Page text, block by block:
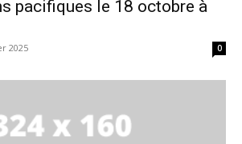
pacifiques le 18 octobre à
2025 0